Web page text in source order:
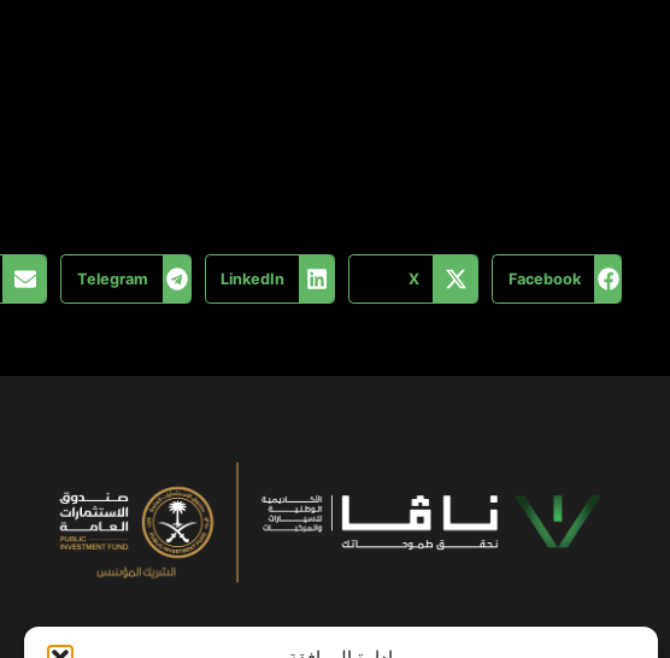
Facebook
X
LinkedIn
Telegram